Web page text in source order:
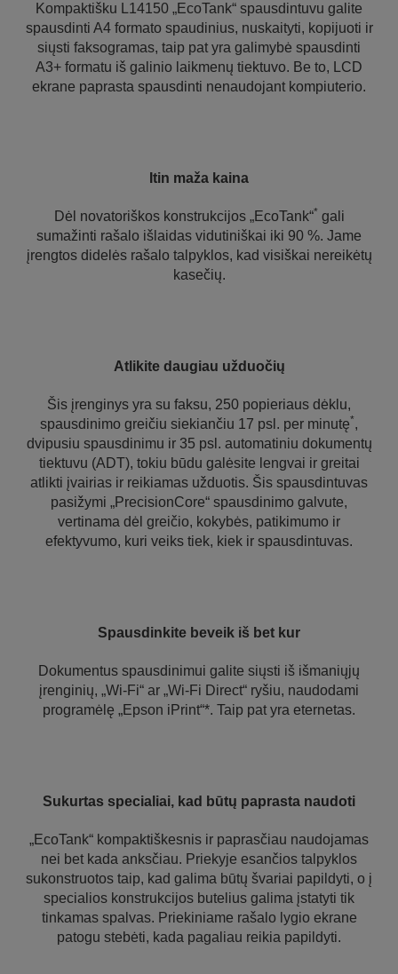
Kompaktišku L14150 „EcoTank“ spausdintuvu galite
spausdinti A4 formato spaudinius, nuskaityti, kopijuoti ir
siųsti faksogramas, taip pat yra galimybė spausdinti
A3+ formatu iš galinio laikmenų tiektuvo. Be to, LCD
ekrane paprasta spausdinti nenaudojant kompiuterio.
Itin maža kaina
Dėl novatoriškos konstrukcijos „EcoTank“* gali
sumažinti rašalo išlaidas vidutiniškai iki 90 %. Jame
įrengtos didelės rašalo talpyklos, kad visiškai nereikėtų
kasečių.
Atlikite daugiau užduočių
Šis įrenginys yra su faksu, 250 popieriaus dėklu,
spausdinimo greičiu siekiančiu 17 psl. per minutę*,
dvipusiu spausdinimu ir 35 psl. automatiniu dokumentų
tiektuvu (ADT), tokiu būdu galėsite lengvai ir greitai
atlikti įvairias ir reikiamas užduotis. Šis spausdintuvas
pasižymi „PrecisionCore“ spausdinimo galvute,
vertinama dėl greičio, kokybės, patikimumo ir
efektyvumo, kuri veiks tiek, kiek ir spausdintuvas.
Spausdinkite beveik iš bet kur
Dokumentus spausdinimui galite siųsti iš išmaniųjų
įrenginių, „Wi-Fi“ ar „Wi-Fi Direct“ ryšiu, naudodami
programėlę „Epson iPrint“*. Taip pat yra eternetas.
Sukurtas specialiai, kad būtų paprasta naudoti
„EcoTank“ kompaktiškesnis ir paprasčiau naudojamas
nei bet kada anksčiau. Priekyje esančios talpyklos
sukonstruotos taip, kad galima būtų švariai papildyti, o į
specialios konstrukcijos butelius galima įstatyti tik
tinkamas spalvas. Priekiniame rašalo lygio ekrane
patogu stebėti, kada pagaliau reikia papildyti.